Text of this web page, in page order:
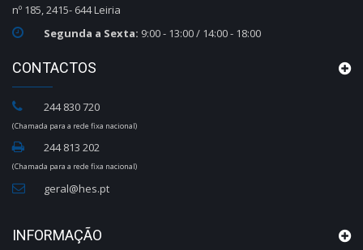
nº 185, 2415- 644 Leiria
Segunda a Sexta: 9:00 - 13:00 / 14:00 - 18:00
CONTACTOS
244 830 720
(Chamada para a rede fixa nacional)
244 813 202
(Chamada para a rede fixa nacional)
geral@hes.pt
INFORMAÇÃO